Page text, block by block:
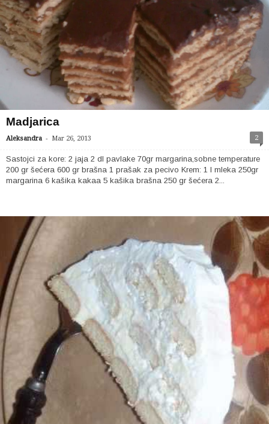
Madjarica
Aleksandra - Mar 26, 2013 2
Sastojci za kore: 2 jaja 2 dl pavlake 70gr margarina,sobne temperature
200 gr šećera 600 gr brašna 1 prašak za pecivo Krem: 1 l mleka 250gr
margarina 6 kašika kakaa 5 kašika brašna 250 gr šećera 2...